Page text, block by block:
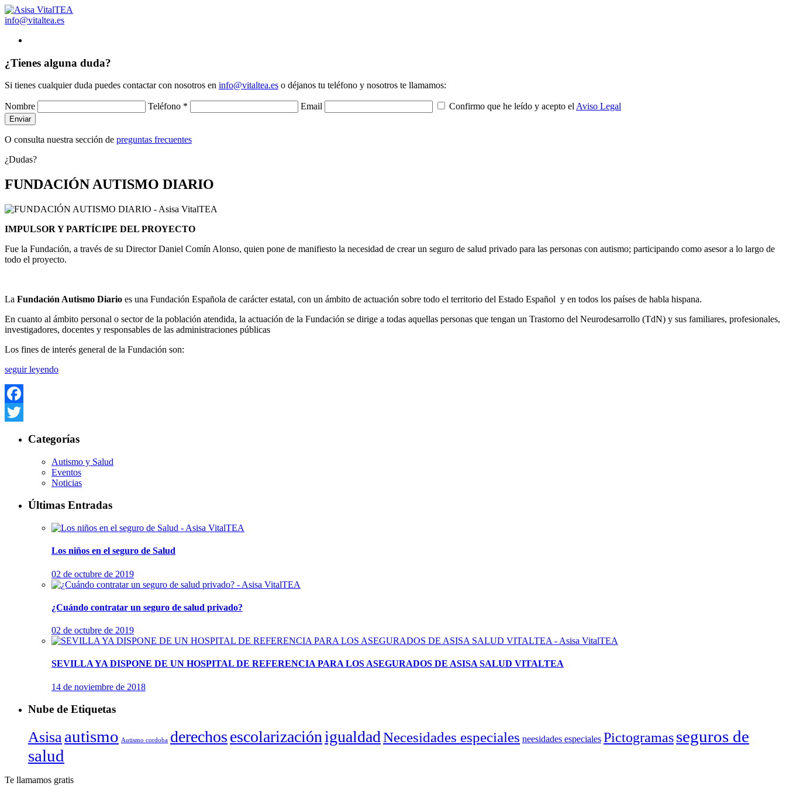
info@vitaltea.es
¿Tienes alguna duda?
Si tienes cualquier duda puedes contactar con nosotros en info@vitaltea.es o déjanos tu teléfono y nosotros te llamamos:
Nombre Teléfono * Email Confirmo que he leído y acepto elAviso Legal
O consulta nuestra sección de preguntas frecuentes
¿Dudas?
FUNDACIÓN AUTISMO DIARIO
IMPULSOR Y PARTÍCIPE DEL PROYECTO
Fue la Fundación, a través de su Director Daniel Comín Alonso, quien pone de manifiesto la necesidad de crear un seguro de salud privado para las personas con autismo; participando como asesor a lo largo de
todo el proyecto.
La Fundación Autismo Diario es una Fundación Española de carácter estatal, con un ámbito de actuación sobre todo el territorio del Estado Español y en todos los países de habla hispana.
En cuanto al ámbito personal o sector de la población atendida, la actuación de la Fundación se dirige a todas aquellas personas que tengan un Trastorno del Neurodesarrollo (TdN) y sus familiares, profesionales,
investigadores, docentes y responsables de las administraciones públicas
Los fines de interés general de la Fundación son:
seguir leyendo
Facebook
Categorías
Autismo y Salud
Eventos
Noticias
Últimas Entradas
Los niños en el seguro de Salud
02 de octubre de 2019
¿Cuándo contratar un seguro de salud privado?
02 de octubre de 2019
SEVILLA YA DISPONE DE UN HOSPITAL DE REFERENCIA PARA LOS ASEGURADOS DE ASISA SALUD VITALTEA
14 de noviembre de 2018
Nube de Etiquetas
Asisaautismo Autismo cordoba derechosescolarización igualdad Necesidades especiales neesidades especiales Pictogramasseguros de
salud
Te llamamos gratis